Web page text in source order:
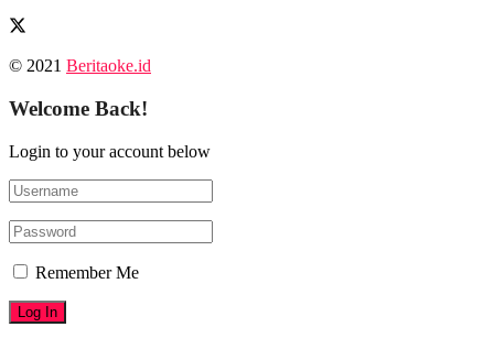
© 2021 Beritaoke.id
Welcome Back!
Login to your account below
Remember Me